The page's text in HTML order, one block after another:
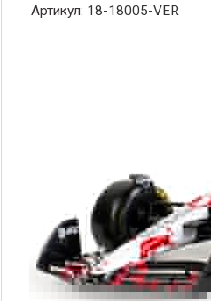
Артикул: 18-18005-VER